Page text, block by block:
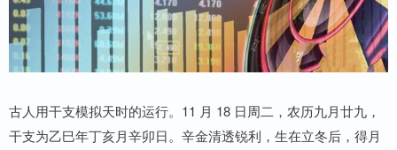
古人用干支模拟天时的运行。11 月 18 日周二，农历九月廿九，
干支为乙巳年丁亥月辛卯日。辛金清透锐利，生在立冬后，得月